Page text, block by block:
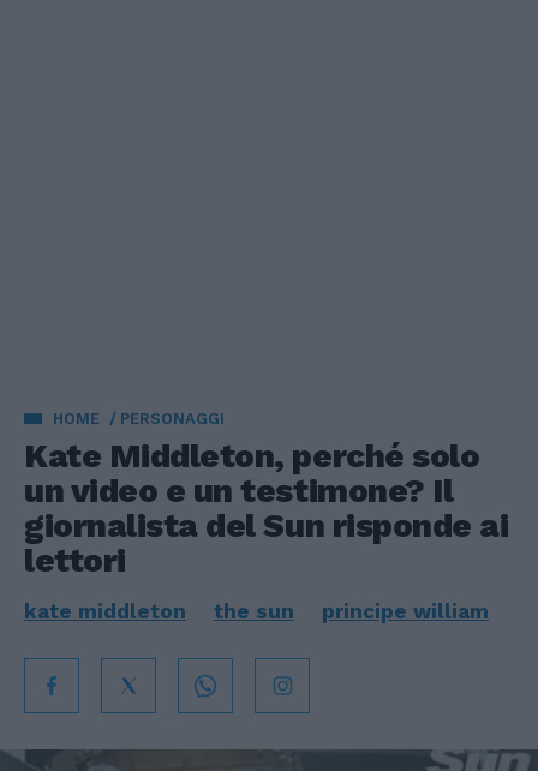
HOME PERSONAGGI
Kate Middleton, perché solo
un video e un testimone? Il
giornalista del Sun risponde ai
lettori
kate middleton the sun principe william